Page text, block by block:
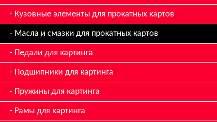
Кузовные элементы для прокатных картов
Масла и смазки для прокатных картов
Педали для картинга
Подшипники для картинга
Пружины для картинга
Рамы для картинга